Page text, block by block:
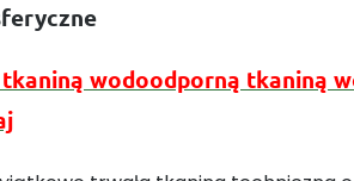
wodoodporną tkaniną